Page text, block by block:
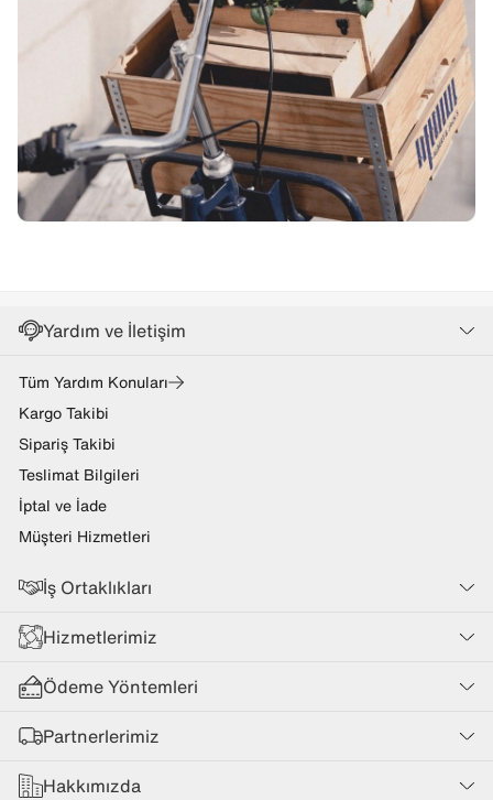
Yardım ve İletişim
Tüm Yardım Konuları
Kargo Takibi
Sipariş Takibi
Teslimat Bilgileri
İptal ve İade
Müşteri Hizmetleri
İş Ortaklıkları
Hizmetlerimiz
Ödeme Yöntemleri
Partnerlerimiz
Hakkımızda